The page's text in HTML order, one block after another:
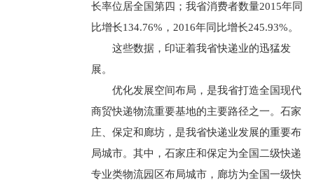
长率位居全国第四；我省消费者数量2015年同
比增长134.76%，2016年同比增长245.93%。
这些数据，印证着我省快递业的迅猛发
展。
优化发展空间布局，是我省打造全国现代
商贸快递物流重要基地的主要路径之一。石家
庄、保定和廊坊，是我省快递业发展的重要布
局城市。其中，石家庄和保定为全国二级快递
专业类物流园区布局城市，廊坊为全国一级快